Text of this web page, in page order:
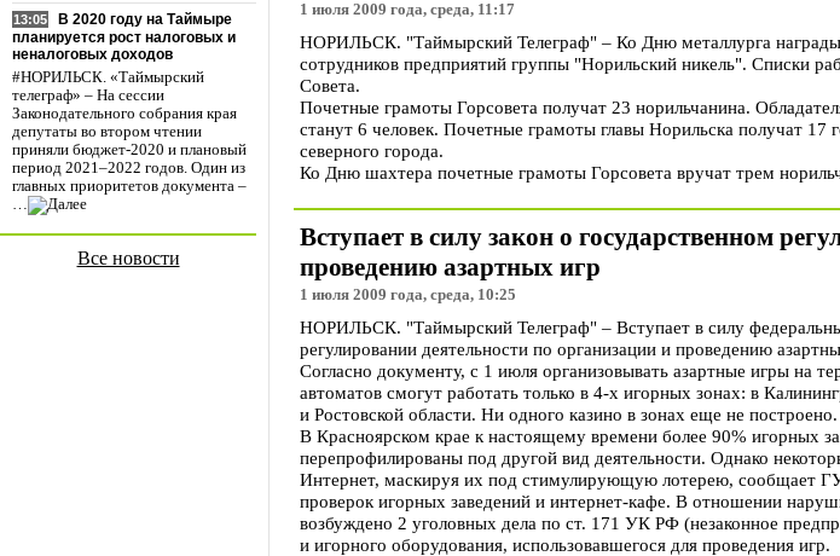
13:05
В 2020 году на Таймыре
планируется рост налоговых и
неналоговых доходов
#НОРИЛЬСК. «Таймырский
телеграф» – На сессии
Законодательного собрания края
депутаты во втором чтении
приняли бюджет-2020 и плановый
период 2021–2022 годов. Один из
главных приоритетов документа –
…
Все новости
1 июля 2009 года, среда, 11:17
НОРИЛЬСК. "Таймырский Телеграф" – Ко Дню металлурга награды
сотрудников предприятий группы "Норильский никель". Списки
Совета.
Почетные грамоты Горсовета получат 23 норильчанина.
станут 6 человек. Почетные грамоты главы Норильска получат 17
северного города.
Ко Дню шахтера почетные грамоты Горсовета вручат трем
Вступает в силу закон о государственном
проведению азартных игр
1 июля 2009 года, среда, 10:25
НОРИЛЬСК. "Таймырский Телеграф" – Вступает в силу
регулировании деятельности по организации и проведению
Согласно документу, с 1 июля организовывать азартные игры на
автоматов смогут работать только в 4-х игорных зонах: в
и Ростовской области. Ни одного казино в зонах еще не построено.
В Красноярском крае к настоящему времени более 90% игорных
перепрофилированы под другой вид деятельности. Однако
Интернет, маскируя их под стимулирующую лотерею, сообщает
проверок игорных заведений и интернет-кафе. В отношении
возбуждено 2 уголовных дела по ст. 171 УК РФ (незаконное
и игорного оборудования, использовавшегося для проведения игр.